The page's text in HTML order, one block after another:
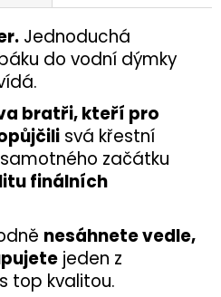
Jednoduchá
do vodní dýmky
bratři, kteří pro
svá křestní
začátku
finálních
nesáhnete vedle,
jeden z
s top kvalitou.